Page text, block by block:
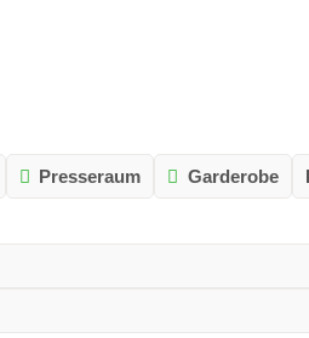
Presseraum Garderobe